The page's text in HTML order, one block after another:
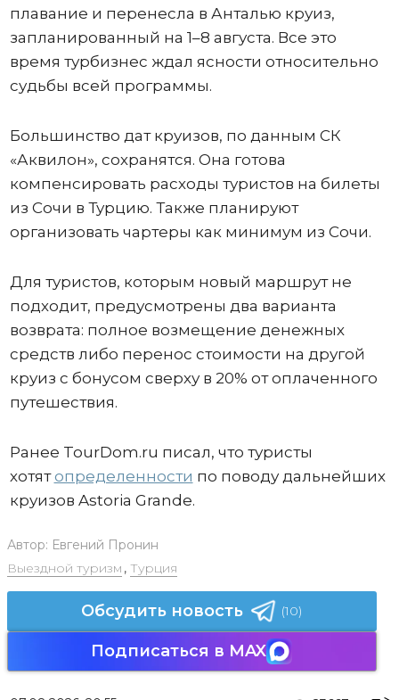
плавание и перенесла в Анталью круиз,
запланированный на 1–8 августа. Все это
время турбизнес ждал ясности относительно
судьбы всей программы.
Большинство дат круизов, по данным СК
«Аквилон», сохранятся. Она готова
компенсировать расходы туристов на билеты
из Сочи в Турцию. Также планируют
организовать чартеры как минимум из Сочи.
Для туристов, которым новый маршрут не
подходит, предусмотрены два варианта
возврата: полное возмещение денежных
средств либо перенос стоимости на другой
круиз с бонусом сверху в 20% от оплаченного
путешествия.
Ранее TourDom.ru писал, что туристы
хотятопределенности по поводу дальнейших
круизов Astoria Grande.
Автор: Евгений Пронин
Выездной туризм , Турция
Обсудить новость (10)
Подписаться в MAX